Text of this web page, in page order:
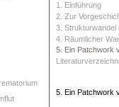
1. Einführung
2. Zur
3. Strukturwandel
4. Räumlicher
5. Ein Patchwork
5. Ein Patchwork